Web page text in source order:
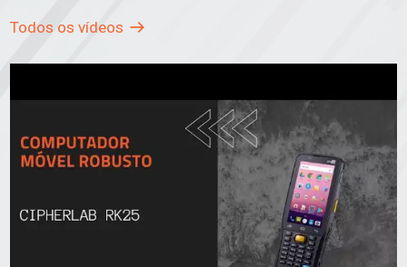
Todos os vídeos